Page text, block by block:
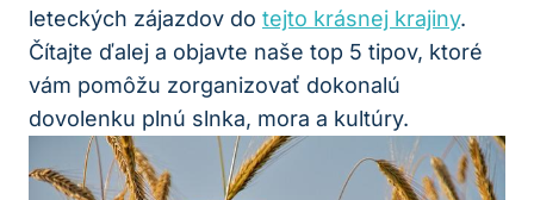
leteckých zájazdov do tejto krásnej krajiny.
Čítajte ďalej a ‍objavte naše⁤ top 5 tipov, ktoré
vám pomôžu zorganizovať dokonalú
dovolenku‍ plnú slnka, mora a ‌kultúry.